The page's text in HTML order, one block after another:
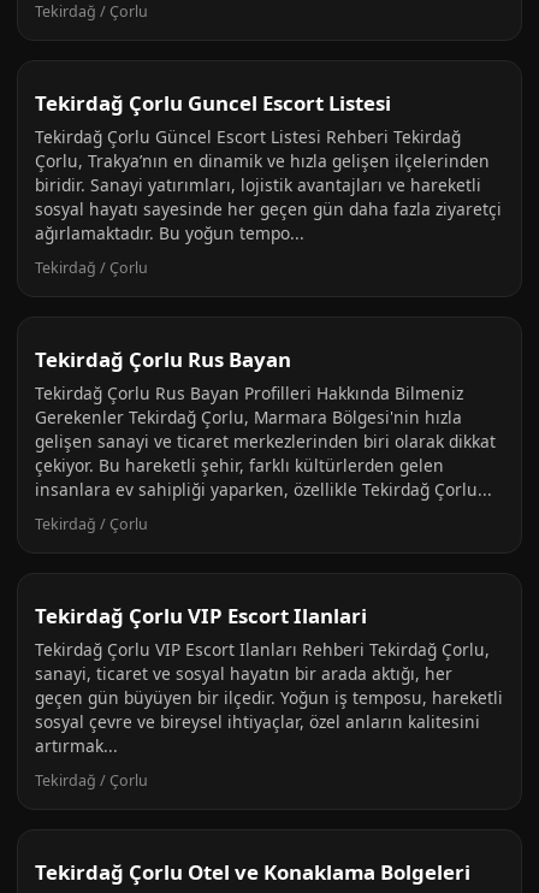
Tekirdağ / Çorlu
Tekirdağ Çorlu Guncel Escort Listesi
Tekirdağ Çorlu Güncel Escort Listesi Rehberi Tekirdağ
Çorlu, Trakya’nın en dinamik ve hızla gelişen ilçelerinden
biridir. Sanayi yatırımları, lojistik avantajları ve hareketli
sosyal hayatı sayesinde her geçen gün daha fazla ziyaretçi
ağırlamaktadır. Bu yoğun tempo...
Tekirdağ / Çorlu
Tekirdağ Çorlu Rus Bayan
Tekirdağ Çorlu Rus Bayan Profilleri Hakkında Bilmeniz
Gerekenler Tekirdağ Çorlu, Marmara Bölgesi'nin hızla
gelişen sanayi ve ticaret merkezlerinden biri olarak dikkat
çekiyor. Bu hareketli şehir, farklı kültürlerden gelen
insanlara ev sahipliği yaparken, özellikle Tekirdağ Çorlu...
Tekirdağ / Çorlu
Tekirdağ Çorlu VIP Escort Ilanlari
Tekirdağ Çorlu VIP Escort Ilanları Rehberi Tekirdağ Çorlu,
sanayi, ticaret ve sosyal hayatın bir arada aktığı, her
geçen gün büyüyen bir ilçedir. Yoğun iş temposu, hareketli
sosyal çevre ve bireysel ihtiyaçlar, özel anların kalitesini
artırmak...
Tekirdağ / Çorlu
Tekirdağ Çorlu Otel ve Konaklama Bolgeleri